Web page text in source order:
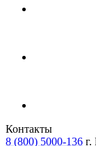
Контакты
8 (800) 5000-136 г.